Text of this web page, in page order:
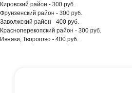
Кировский район - 300 руб.
Фрунзенский район - 300 руб.
Заволжский район - 400 руб.
Красноперекопский район - 300 руб.
Ивняки, Творогово - 400 руб.